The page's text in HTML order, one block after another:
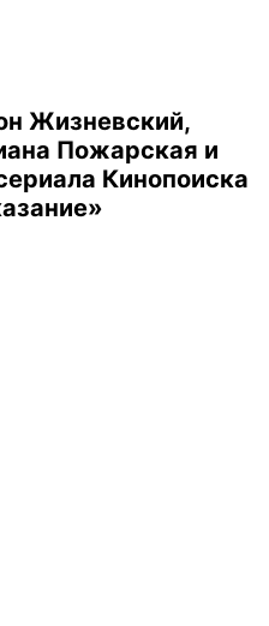
Жизневский,
Пожарская и
Кинопоиска